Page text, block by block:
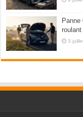
roulant
3